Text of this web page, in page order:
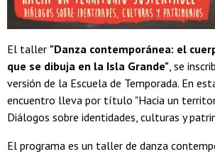
El taller "Danza contemporánea: el
que se dibuja en la Isla Grande" , se
versión de la Escuela de Temporada. En
encuentro lleva por título "Hacia un
Diálogos sobre identidades, culturas y
El programa es un taller de danza